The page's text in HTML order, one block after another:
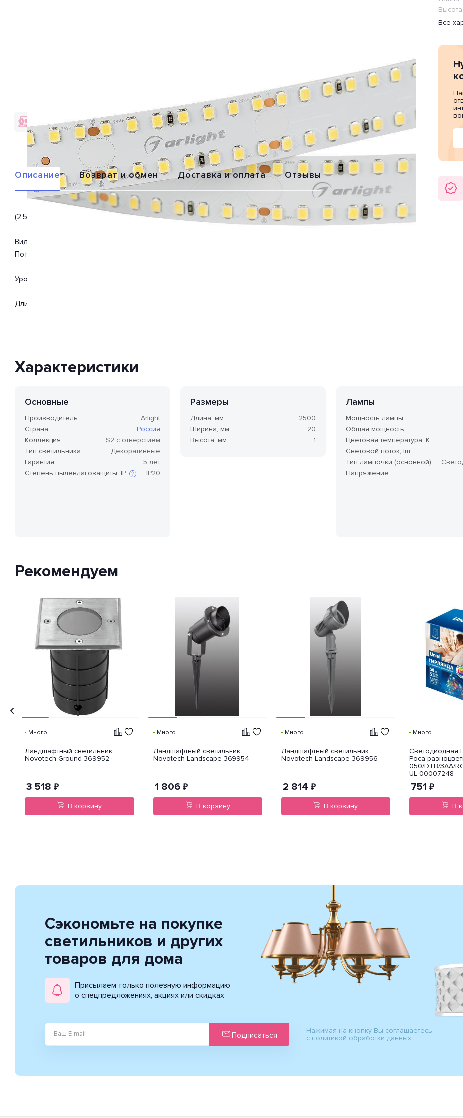
Гарантия качества
от брендов
Доставка по
всей России
Обмен или
возврат
Расширенная
гарантия 2 года
Описание Возврат и обмен Доставка и оплата Отзывы
(2,5 м) Светодиодная лента 021199(2) из серии «S2 с отверстием» от производителя Arlight (Россия).
Вид ламп: светодиодная. Мощность одной лампы составляет 50 Вт. Общая мощность 50 Вт. Напряжение 24 Вольт.
Поток света 6250 Люмен.
Уровень защищенности от влаги и пыли IP20. Расширенная гарантия на товар 5 лет.
Длина 2500 мм. Ширина 20 мм. Высота 1 мм.
Все
Характеристики
Основные
Производитель
Arlight
Страна
Россия
Коллекция
S2 с отверстием
Тип светильника
Декоративные
Гарантия
5 лет
Степень пылевлагозащиты, IP
защиты внешней оболочки
устройства от попадания внутрь
частям девайса.
IP20
Размеры
Длина, мм
2500
Ширина, мм
20
Высота, мм
1
Лампы
Мощность лампы
Общая мощность
Цветовая температура, K
Световой поток, lm
Тип лампочки (основной)
Напряжение
Рекомендуем
Много
Ландшафтный светильник
Novotech Ground 369952
3 518 ₽
В корзину
Много
Ландшафтный светильник
Novotech Landscape 369954
1 806₽
В корзину
Много
Ландшафтный светильник
Novotech Landscape 369956
2 814 ₽
В корзину
Много
Светодиодная
Роса
050/DTB/3AA/
UL-00007248
751 ₽
В
Сэкономьте на покупке
светильников и других
товаров для дома
Присылаем только полезную информацию
о спецпредложениях, акциях или скидках
Подписаться
Нажимая на кнопку Вы соглашаетесь
с политикой обработки данных